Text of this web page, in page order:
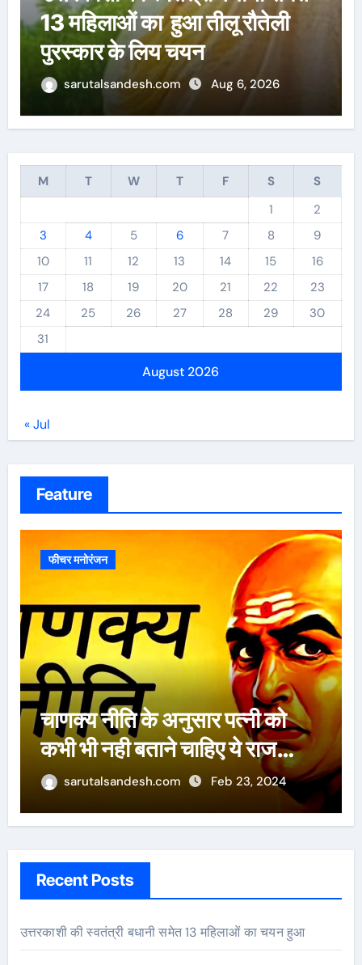
वन विभाग में बड़ा फेरबदल: 22
आईएफएस अधिकारियों के तबादले
sarutalsandesh.com Aug 6, 2026
August 2026
M T W T F S
S
1
2
3
4 5 6 7 8
9
10
11 12 13 14 15
16
17
18 19 20 21 22
23
24
25 26 27 28 29
30
31
« Jul
Feature
फीचर मनोरंजन
ऐसे 100 बार मरूंगी, मेरी वजह से
बची लाखों महिलाओं की जान : पूनम
पांडेय
sarutalsandesh.com Feb 23, 2024
Recent Posts
उत्तरकाशी की स्वतंत्री बधानी समेत 13 महिलाओं का चयन हुआ